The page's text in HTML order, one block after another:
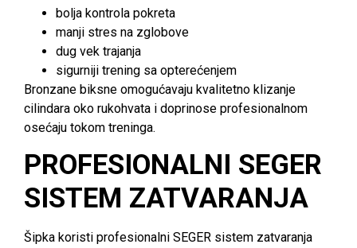
bolja kontrola pokreta
manji stres na zglobove
dug vek trajanja
sigurniji trening sa opterećenjem
Bronzane biksne omogućavaju kvalitetno klizanje
cilindara oko rukohvata i doprinose profesionalnom
osećaju tokom treninga.
PROFESIONALNI SEGER
SISTEM ZATVARANJA
Šipka koristi profesionalni SEGER sistem zatvaranja